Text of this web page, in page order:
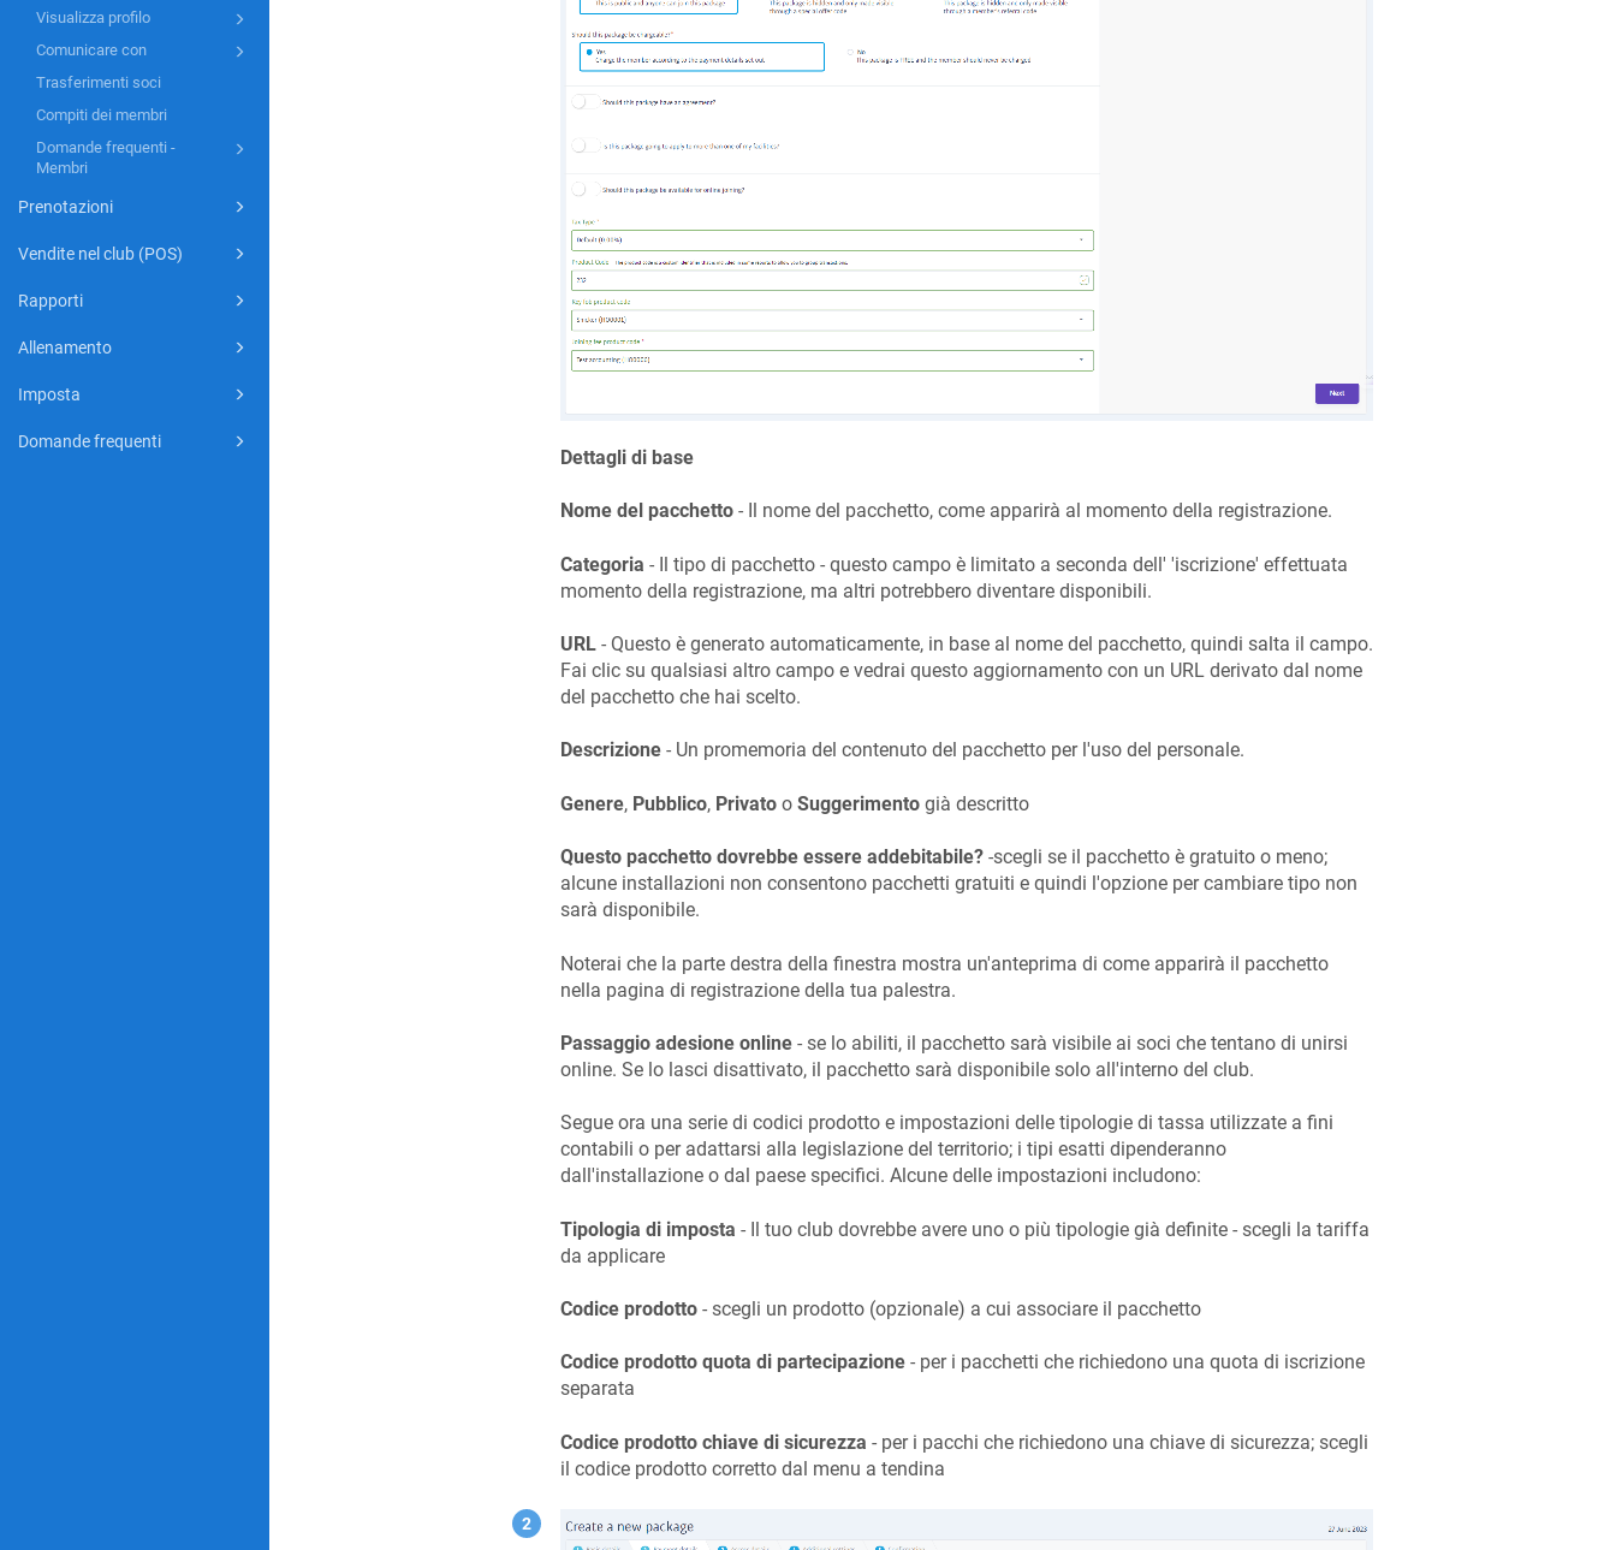
Visualizza profilo
Comunicare con
Trasferimenti soci
Compiti dei membri
Domande frequenti -
Membri
Prenotazioni
Vendite nel club (POS)
Rapporti
Allenamento
Imposta
Domande frequenti
Dettagli di base
Nome del pacchetto- Il nome del pacchetto, come apparirà al momento della registrazione.
Categoria - Il tipo di pacchetto - questo campo è limitato a seconda dell' 'iscrizione' effettuata
momento della registrazione, ma altri potrebbero diventare disponibili.
URL- Questo è generato automaticamente, in base al nome del pacchetto, quindi salta il campo.
Fai clic su qualsiasi altro campo e vedrai questo aggiornamento con un URL derivato dal nome
del pacchetto che hai scelto.
Descrizione- Un promemoria del contenuto del pacchetto per l'uso del personale.
Genere, Pubblico, Privato o Suggerimento già descritto
Questo pacchetto dovrebbe essere addebitabile?-scegli se il pacchetto è gratuito o meno;
alcune installazioni non consentono pacchetti gratuiti e quindi l'opzione per cambiare tipo non
sarà disponibile.
Noterai che la parte destra della finestra mostra un'anteprima di come apparirà il pacchetto
nella pagina di registrazione della tua palestra.
Passaggio adesione online- se lo abiliti, il pacchetto sarà visibile ai soci che tentano di unirsi
online. Se lo lasci disattivato, il pacchetto sarà disponibile solo all'interno del club.
Segue ora una serie di codici prodotto e impostazioni delle tipologie di tassa utilizzate a fini
contabili o per adattarsi alla legislazione del territorio; i tipi esatti dipenderanno
dall'installazione o dal paese specifici. Alcune delle impostazioni includono:
Tipologia di imposta - Il tuo club dovrebbe avere uno o più tipologie già definite - scegli la tariffa
da applicare
Codice prodotto- scegli un prodotto (opzionale) a cui associare il pacchetto
Codice prodotto quota di partecipazione- per i pacchetti che richiedono una quota di iscrizione
separata
Codice prodotto chiave di sicurezza - per i pacchi che richiedono una chiave di sicurezza; scegli
il codice prodotto corretto dal menu a tendina